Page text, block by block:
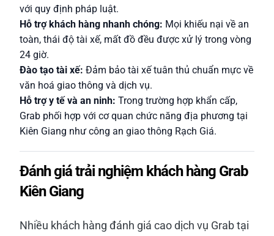
với quy định pháp luật.
Hỗ trợ khách hàng nhanh chóng: Mọi khiếu nại về an
toàn, thái độ tài xế, mất đồ đều được xử lý trong vòng
24 giờ.
Đào tạo tài xế: Đảm bảo tài xế tuân thủ chuẩn mực về
văn hoá giao thông và dịch vụ.
Hỗ trợ y tế và an ninh: Trong trường hợp khẩn cấp,
Grab phối hợp với cơ quan chức năng địa phương tại
Kiên Giang như công an giao thông Rạch Giá.
Đánh giá trải nghiệm khách hàng Grab
Kiên Giang
Nhiều khách hàng đánh giá cao dịch vụ Grab tại